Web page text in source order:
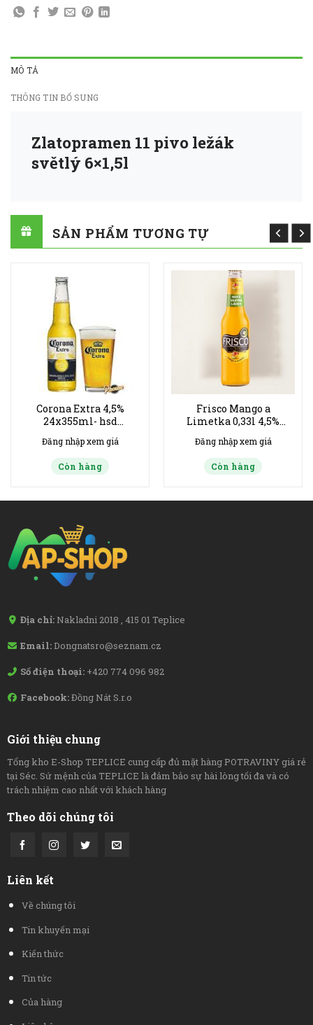
MÔ TẢ
THÔNG TIN BỔ SUNG
Zlatopramen 11 pivo ležák
světlý 6×1,5l
SẢN PHẨM TƯƠNG TỰ
Corona Extra 4,5%
24x355ml- hsd
Đăng nhập xem giá
Còn hàng
Frisco Mango a
Limetka 0,33l 4,5%
02/2027
Đăng nhập xem giá
Còn hàng
Địa chỉ: Nakladni 2018 , 415 01 Teplice
Email:Dongnatsro@seznam.cz
Số điện thoại: +420 774 096 982
Facebook:Đồng Nát S.r.o
Giới thiệu chung
Tổng kho E-Shop TEPLICE cung cấp đủ mặt hàng POTRAVINY giá rẻ
tại Séc. Sứ mệnh của TEPLICE là đảm bảo sự hài lòng tối đa và có
trách nhiệm cao nhất với khách hàng
Theo dõi chúng tôi
Liên kết
Về chúng tôi
Tin khuyến mại
Kiến thức
Tin tức
Của hàng